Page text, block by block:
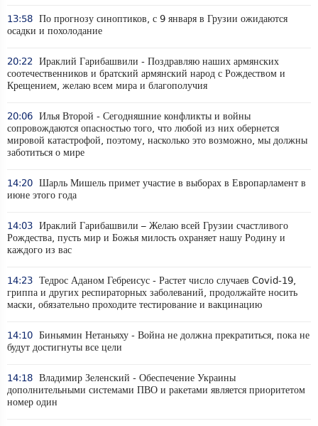
13:58 По прогнозу синоптиков, с 9 января в Грузии ожидаются
осадки и похолодание
20:22
Ираклий Гарибашвили - Поздравляю наших армянских
соотечественников и братский армянский народ с Рождеством и
Крещением, желаю всем мира и благополучия
20:06 Илья Второй - Сегодняшние конфликты и войны
сопровождаются опасностью того, что любой из них обернется
мировой катастрофой, поэтому, насколько это возможно, мы должны
заботиться о мире
14:20 Шарль Мишель примет участие в выборах в Европарламент в
июне этого года
14:03 Ираклий Гарибашвили – Желаю всей Грузии счастливого
Рождества, пусть мир и Божья милость охраняет нашу Родину и
каждого из вас
14:23 Тедрос Аданом Гебреисус - Растет число случаев Covid-19,
гриппа и других респираторных заболеваний, продолжайте носить
маски, обязательно проходите тестирование и вакцинацию
14:10 Биньямин Нетаньяху - Война не должна прекратиться, пока не
будут достигнуты все цели
14:18 Владимир Зеленский - Обеспечение Украины
дополнительными системами ПВО и ракетами является приоритетом
номер один